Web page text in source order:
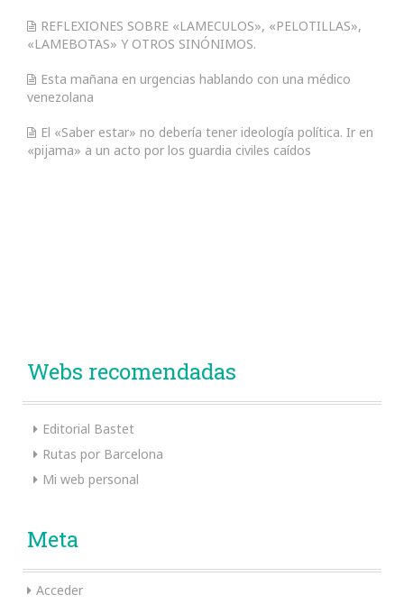
REFLEXIONES SOBRE «LAMECULOS», «PELOTILLAS»,
«LAMEBOTAS» Y OTROS SINÓNIMOS.
Esta mañana en urgencias hablando con una médico
venezolana
El «Saber estar» no debería tener ideología política. Ir en
«pijama» a un acto por los guardia civiles caídos
Webs recomendadas
Editorial Bastet
Rutas por Barcelona
Mi web personal
Meta
Acceder